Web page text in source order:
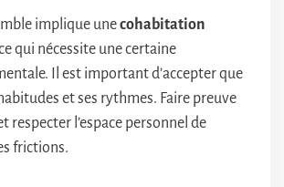
implique unecohabitation
qui nécessite une certaine
Il est important d’accepter que
et ses rythmes. Faire preuve
respecter l’espace personnel de
frictions.